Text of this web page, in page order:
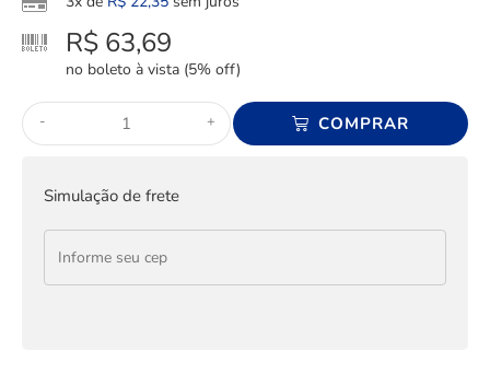
R$ 63,69
no boleto à vista (5% off)
- + COMPRAR
Simulação de frete